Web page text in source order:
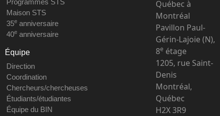
Maison STS
35eanniversaire
40eanniversaire
Équipe
Direction
Coordination
Chercheurs/chercheuses
Étudiants/étudiantes
Équipe du BIN
Québec à
Montréal
Pavillon Paul-
Gérin-Lajoie (N),
8e étage
1205, rue Saint-
Denis
Montréal,
Québec
H2X 3R9